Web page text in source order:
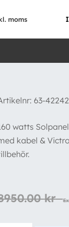
moms
63-
watts
kabel &
kr